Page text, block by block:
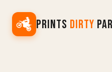
PRINTS DIRTY